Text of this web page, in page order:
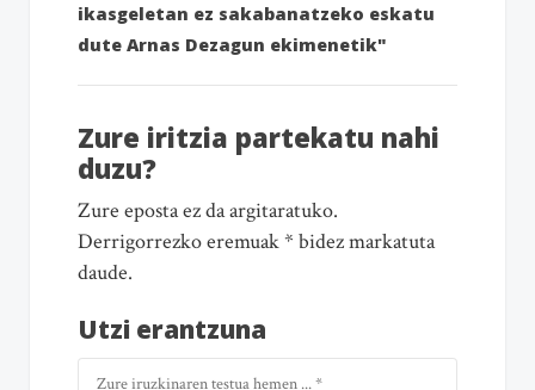
ikasgeletan ez sakabanatzeko eskatu
dute Arnas Dezagun ekimenetik"
Zure iritzia partekatu nahi
duzu?
Zure eposta ez da argitaratuko.
Derrigorrezko eremuak * bidez markatuta
daude.
Utzi erantzuna